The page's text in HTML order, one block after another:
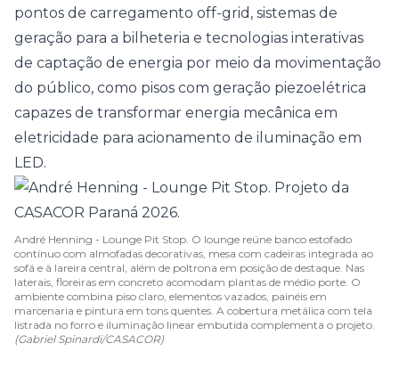
pontos de carregamento off-grid, sistemas de
geração para a bilheteria e tecnologias interativas
de captação de energia por meio da movimentação
do público, como pisos com geração piezoelétrica
capazes de transformar energia mecânica em
eletricidade para acionamento de iluminação em
LED.
André Henning - Lounge Pit Stop. O lounge reúne banco estofado
contínuo com almofadas decorativas, mesa com cadeiras integrada ao
sofá e à lareira central, além de poltrona em posição de destaque. Nas
laterais, floreiras em concreto acomodam plantas de médio porte. O
ambiente combina piso claro, elementos vazados, painéis em
marcenaria e pintura em tons quentes. A cobertura metálica com tela
listrada no forro e iluminação linear embutida complementa o projeto.
(Gabriel Spinardi/CASACOR)